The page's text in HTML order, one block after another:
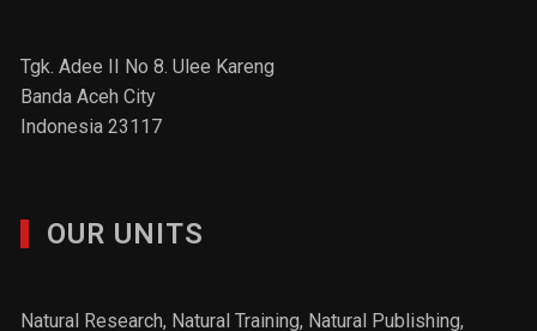
Tgk. Adee II No 8. Ulee Kareng
Banda Aceh City
Indonesia 23117
OUR UNITS
Natural Research, Natural Training, Natural Publishing,